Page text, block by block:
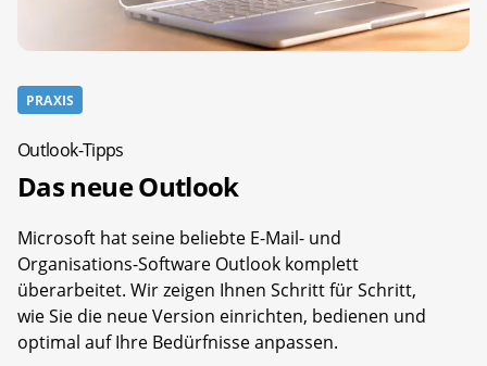
PRAXIS
Outlook-Tipps
Das neue Outlook
Microsoft hat seine beliebte E-Mail- und
Organisations-Software Outlook komplett
überarbeitet. Wir zeigen Ihnen Schritt für Schritt,
wie Sie die neue Version einrichten, bedienen und
optimal auf Ihre Bedürfnisse anpassen.